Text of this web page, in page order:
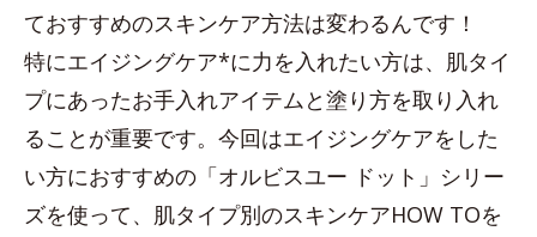
ておすすめのスキンケア方法は変わるんです！
特にエイジングケア*に力を入れたい方は、肌タイ
プにあったお手入れアイテムと塗り方を取り入れ
ることが重要です。今回はエイジングケアをした
い方におすすめの「オルビスユー ドット」シリー
ズを使って、肌タイプ別のスキンケアHOW TOを